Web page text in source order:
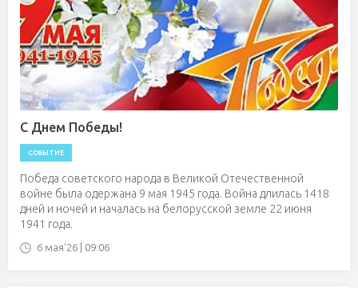
С Днем Победы!
СОБЫТИЕ
Победа советского народа в Великой Отечественной
войне была одержана 9 мая 1945 года. Война длилась 1418
дней и ночей и началась на белорусской земле 22 июня
1941 года.
6 мая'26 | 09:06